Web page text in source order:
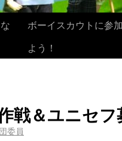
ボーイスカウトに参
よう！
戦＆ユニセフ
団委員